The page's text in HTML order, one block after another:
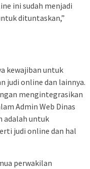
ini sudah menjadi
dituntaskan,”
kewajiban untuk
judi online dan lainnya.
mengintegrasikan
Admin Web Dinas
adalah untuk
judi online dan hal
perwakilan